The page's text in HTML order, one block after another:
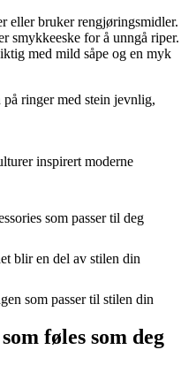
eller bruker rengjøringsmidler.
smykkeeske for å unngå riper.
med mild såpe og en myk
ringer med stein jevnlig,
inspirert moderne
som passer til deg
blir en del av stilen din
som passer til stilen din
føles som deg